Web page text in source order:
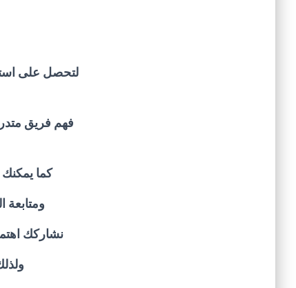
لتحصل على
فهم فريق
كما يمكنك
نشاركك